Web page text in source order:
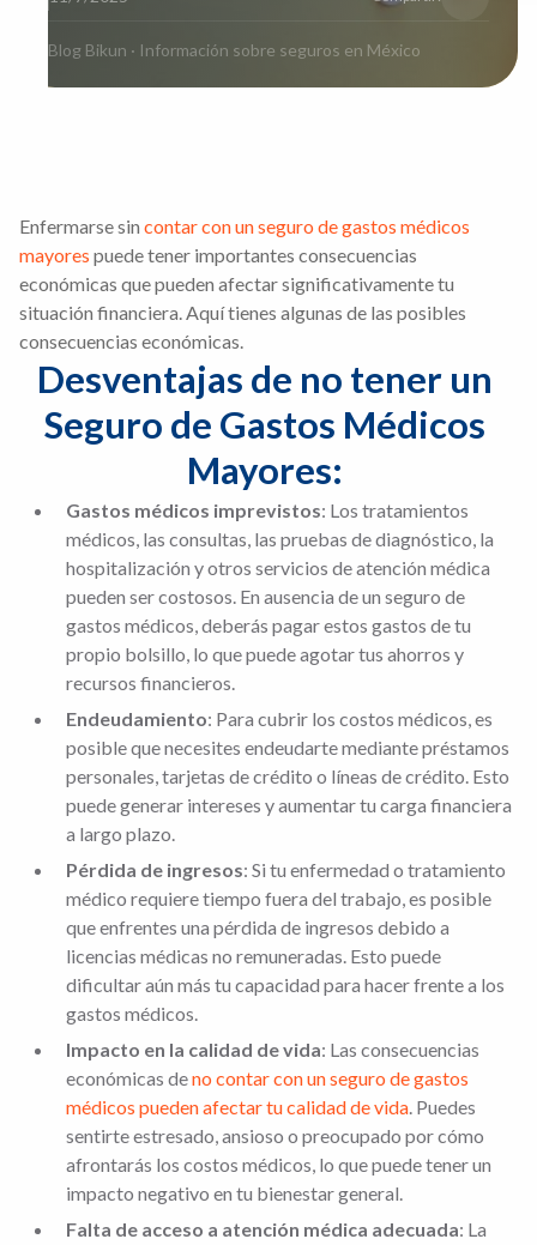
Blog Bikun · Información sobre seguros en México
Enfermarse sin contar con un seguro de gastos médicos
mayores puede tener importantes consecuencias
económicas que pueden afectar significativamente tu
situación financiera. Aquí tienes algunas de las posibles
consecuencias económicas.
Desventajas de no tener un
Seguro de Gastos Médicos
Mayores:
Gastos médicos imprevistos: Los tratamientos
médicos, las consultas, las pruebas de diagnóstico, la
hospitalización y otros servicios de atención médica
pueden ser costosos. En ausencia de un seguro de
gastos médicos, deberás pagar estos gastos de tu
propio bolsillo, lo que puede agotar tus ahorros y
recursos financieros.
Endeudamiento: Para cubrir los costos médicos, es
posible que necesites endeudarte mediante préstamos
personales, tarjetas de crédito o líneas de crédito. Esto
puede generar intereses y aumentar tu carga financiera
a largo plazo.
Pérdida de ingresos: Si tu enfermedad o tratamiento
médico requiere tiempo fuera del trabajo, es posible
que enfrentes una pérdida de ingresos debido a
licencias médicas no remuneradas. Esto puede
dificultar aún más tu capacidad para hacer frente a los
gastos médicos.
Impacto en la calidad de vida: Las consecuencias
económicas deno contar con un seguro de gastos
médicos pueden afectar tu calidad de vida. Puedes
sentirte estresado, ansioso o preocupado por cómo
afrontarás los costos médicos, lo que puede tener un
impacto negativo en tu bienestar general.
Falta de acceso a atención médica adecuada: La